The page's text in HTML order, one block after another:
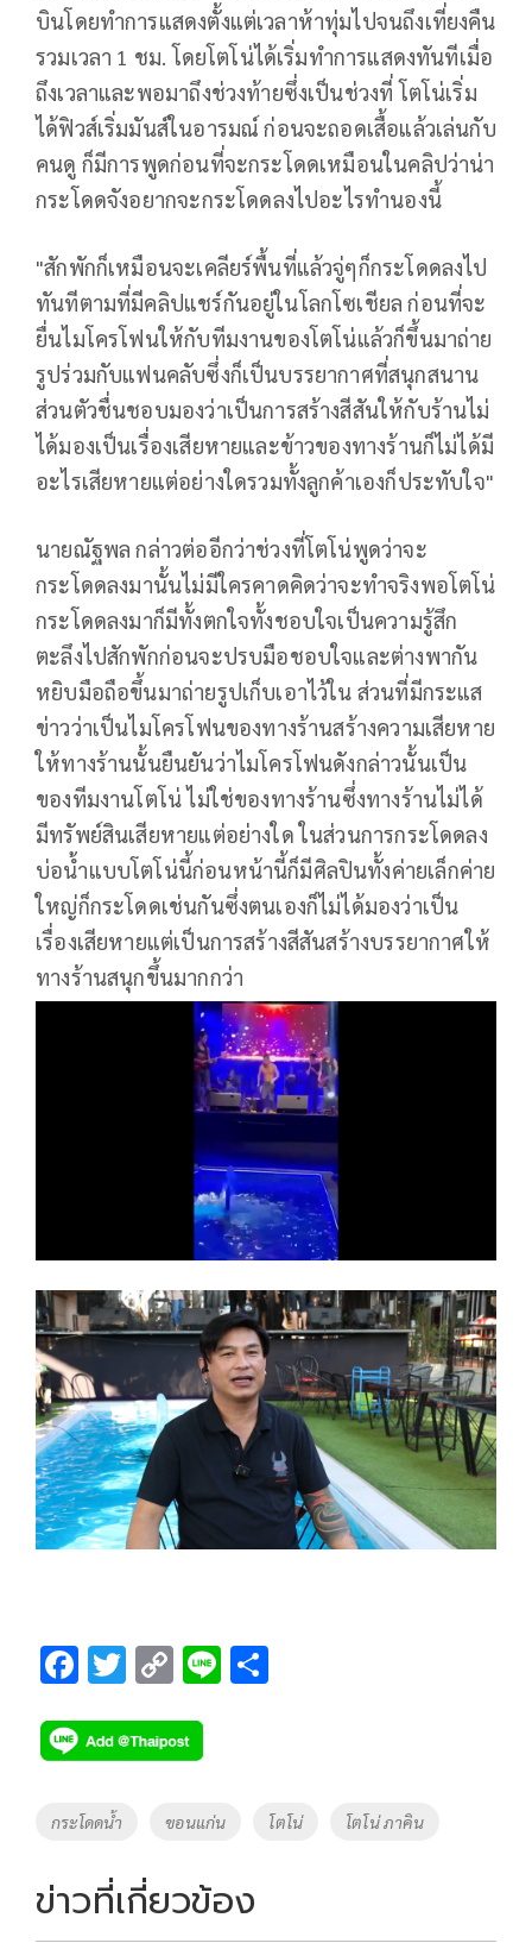
บินโดยทำการแสดงตั้งแต่เวลาห้าทุ่มไปจนถึงเที่ยงคืน
รวมเวลา 1 ชม. โดยโตโน่ได้เริ่มทำการแสดงทันทีเมื่อ
ถึงเวลาและพอมาถึงช่วงท้ายซึ่งเป็นช่วงที่ โตโน่เริ่ม
ได้ฟิวส์เริ่มมันส์ในอารมณ์ ก่อนจะถอดเสื้อแล้วเล่นกับ
คนดู ก็มีการพูดก่อนที่จะกระโดดเหมือนในคลิปว่าน่า
กระโดดจังอยากจะกระโดดลงไปอะไรทำนองนี้
"สักพักก็เหมือนจะเคลียร์พื้นที่แล้วจู่ๆก็กระโดดลงไป
ทันทีตามที่มีคลิปแชร์กันอยู่ในโลกโซเชียล ก่อนที่จะ
ยื่นไมโครโฟนให้กับทีมงานของโตโน่แล้วก็ขึ้นมาถ่าย
รูปร่วมกับแฟนคลับซึ่งก็เป็นบรรยากาศที่สนุกสนาน
ส่วนตัวชื่นชอบมองว่าเป็นการสร้างสีสันให้กับร้านไม่
ได้มองเป็นเรื่องเสียหายและข้าวของทางร้านก็ไม่ได้มี
อะไรเสียหายแต่อย่างใดรวมทั้งลูกค้าเองก็ประทับใจ"
นายณัฐพล กล่าวต่ออีกว่าช่วงที่โตโน่พูดว่าจะ
กระโดดลงมานั้นไม่มีใครคาดคิดว่าจะทำจริงพอโตโน่
กระโดดลงมาก็มีทั้งตกใจทั้งชอบใจเป็นความรู้สึก
ตะลึงไปสักพักก่อนจะปรบมือชอบใจและต่างพากัน
หยิบมือถือขึ้นมาถ่ายรูปเก็บเอาไว้ใน ส่วนที่มีกระแส
ข่าวว่าเป็นไมโครโฟนของทางร้านสร้างความเสียหาย
ให้ทางร้านนั้นยืนยันว่าไมโครโฟนดังกล่าวนั้นเป็น
ของทีมงานโตโน่ ไม่ใช่ของทางร้านซึ่งทางร้านไม่ได้
มีทรัพย์สินเสียหายแต่อย่างใด ในส่วนการกระโดดลง
บ่อน้ำแบบโตโน่นี้ก่อนหน้านี้ก็มีศิลปินทั้งค่ายเล็กค่าย
ใหญ่ก็กระโดดเช่นกันซึ่งตนเองก็ไม่ได้มองว่าเป็น
เรื่องเสียหายแต่เป็นการสร้างสีสันสร้างบรรยากาศให้
ทางร้านสนุกขึ้นมากกว่า
F
e
b
o
k
T
tt
er
C
p
y
Li
k
Li
Tags
กระโดดน้ำ ขอนแก่น โตโน่ โตโน่ ภาคิน
ข่าวที่เกี่ยวข้อง